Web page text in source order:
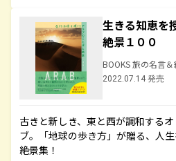
生きる知恵を
絶景１００
BOOKS 旅の名言＆
2022.07.14 発売
古きと新しき、東と西が調和する
ブ。「地球の歩き方」が贈る、人
絶景集！